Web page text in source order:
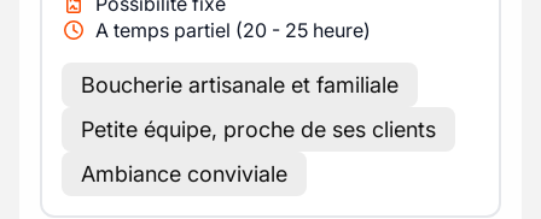
A temps partiel (20 - 25 heure)
Boucherie artisanale et familiale
Petite équipe, proche de ses clients
Ambiance conviviale